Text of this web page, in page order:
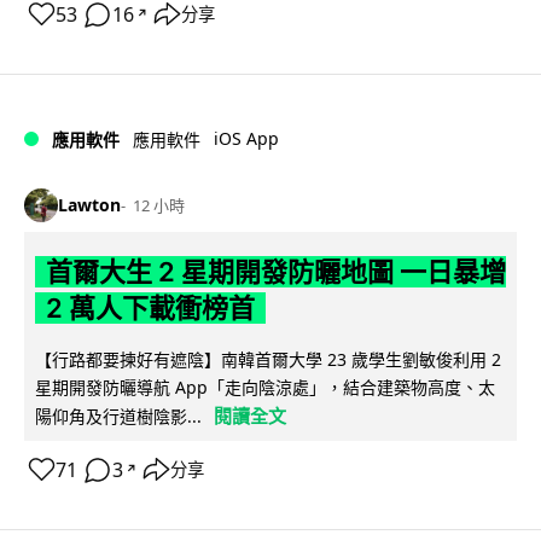
53 16 ↗ 分享
應用軟件 應用軟件 iOS App
Lawton 12 小時
首爾大生 2 星期開發防曬地圖 一日暴增
2 萬人下載衝榜首
【行路都要揀好有遮陰】南韓首爾大學 23 歲學生劉敏俊利用 2
星期開發防曬導航 App「走向陰涼處」，結合建築物高度、太
陽仰角及行道樹陰影...
閱讀全文
71 3 ↗ 分享